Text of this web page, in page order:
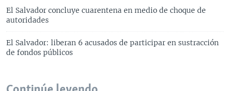
El Salvador concluye cuarentena en medio de choque de
autoridades
El Salvador: liberan 6 acusados de participar en sustracción
de fondos públicos